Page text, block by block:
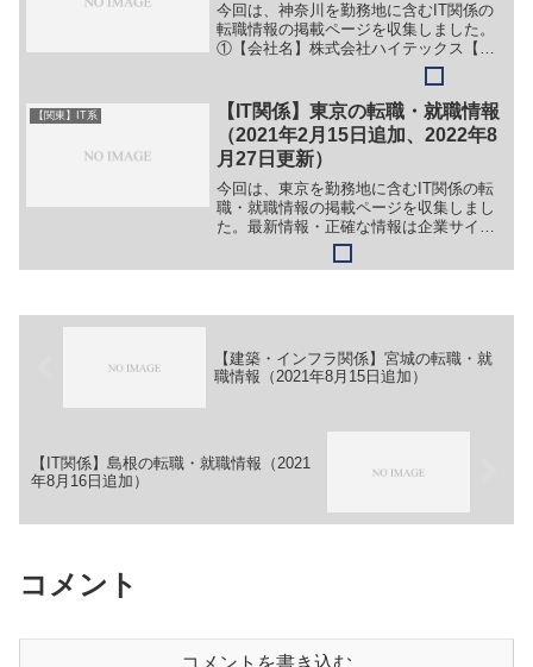
今回は、神奈川を勤務地に含むIT関係の
転職情報の掲載ページを収集しました。
①【会社名】株式会社ハイテックス【職
務】（１）システムエンジニア（２）イ
ンフラエンジニア（３）3次元CAD/CAM
による設計エンジニア【勤務地】神奈川
県横浜市港北区新...
【関東】IT系
【IT関係】東京の転職・就職情報
（2021年2月15日追加、2022年8
月27日更新）
今回は、東京を勤務地に含むIT関係の転
職・就職情報の掲載ページを収集しまし
た。最新情報・正確な情報は企業サイト
でご確認ください。①【会社名】株式会
社ダブルスタンダード【職務】［新卒］
【建築・インフラ関係】宮城の転職・就
職情報（2021年8月15日追加）
【IT関係】島根の転職・就職情報（2021
年8月16日追加）
コメント
コメントを書き込む